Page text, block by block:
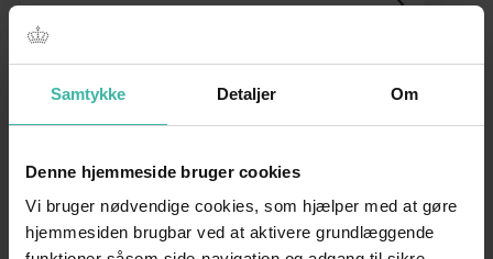
Samtykke Detaljer Om
Denne hjemmeside bruger cookies
Vi bruger nødvendige cookies, som hjælper med at gøre
hjemmesiden brugbar ved at aktivere grundlæggende